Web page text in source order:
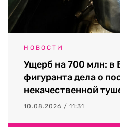
НОВОСТИ
Ущерб на 700 млн: в
фигуранта дела о
некачественной
10.08.2026 / 11:31